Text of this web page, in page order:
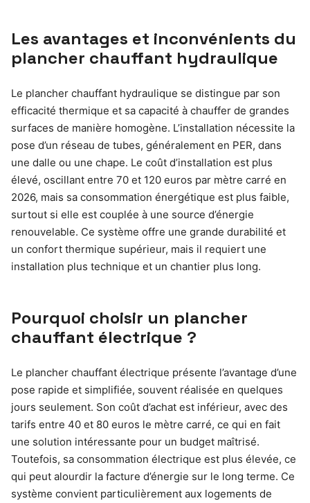
Les avantages et inconvénients du
plancher chauffant hydraulique
Le plancher chauffant hydraulique se distingue par son
efficacité thermique et sa capacité à chauffer de grandes
surfaces de manière homogène. L’installation nécessite la
pose d’un réseau de tubes, généralement en PER, dans
une dalle ou une chape. Le coût d’installation est plus
élevé, oscillant entre 70 et 120 euros par mètre carré en
2026, mais sa consommation énergétique est plus faible,
surtout si elle est couplée à une source d’énergie
renouvelable. Ce système offre une grande durabilité et
un confort thermique supérieur, mais il requiert une
installation plus technique et un chantier plus long.
Pourquoi choisir un plancher
chauffant électrique ?
Le plancher chauffant électrique présente l’avantage d’une
pose rapide et simplifiée, souvent réalisée en quelques
jours seulement. Son coût d’achat est inférieur, avec des
tarifs entre 40 et 80 euros le mètre carré, ce qui en fait
une solution intéressante pour un budget maîtrisé.
Toutefois, sa consommation électrique est plus élevée, ce
qui peut alourdir la facture d’énergie sur le long terme. Ce
système convient particulièrement aux logements de